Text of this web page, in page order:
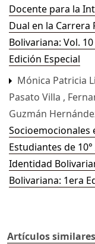
Docente para la
Dual en la
Bolivariana: Vol.
Edición Especial
Mónica Patricia
Pasato Villa ,
Guzmán
Socioemocionales
Estudiantes de
Identidad
Bolivariana: 1era
Artículos similares